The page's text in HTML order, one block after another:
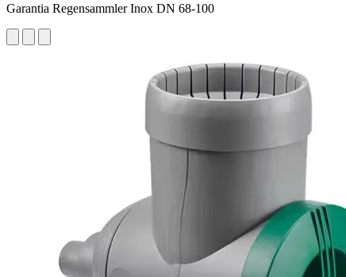
Garantia Regensammler Inox DN 68-100